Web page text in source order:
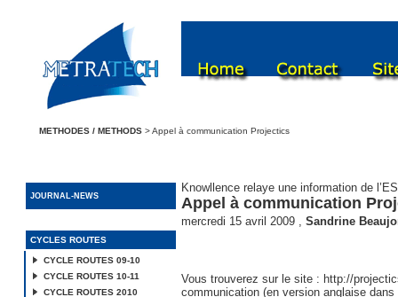
METHODES / METHODS > Appel à communication Projectics
JOURNAL-NEWS
CYCLES ROUTES
CYCLE ROUTES 09-10
CYCLE ROUTES 10-11
CYCLE ROUTES 2010
Knowllence relaye une information de
Appel à communication
mercredi 15 avril 2009 , Sandrine
Vous trouverez sur le site : http://
communication (en version anglaise